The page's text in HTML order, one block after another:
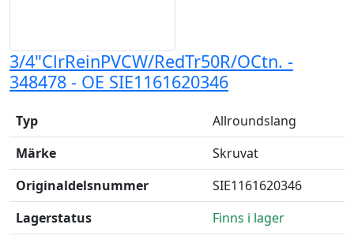
3/4"ClrReinPVCW/RedTr50R/OCtn. -
348478 - OE SIE1161620346
Typ
Allroundslang
Märke
Skruvat
Originaldelsnummer
SIE1161620346
Lagerstatus
Finns i lager